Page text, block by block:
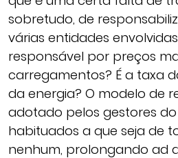
sobretudo, de
várias entidades
responsável por preços
carregamentos? É a taxa
da energia? O modelo de
adotado pelos gestores
habituados a que seja de
nenhum, prolongando ad